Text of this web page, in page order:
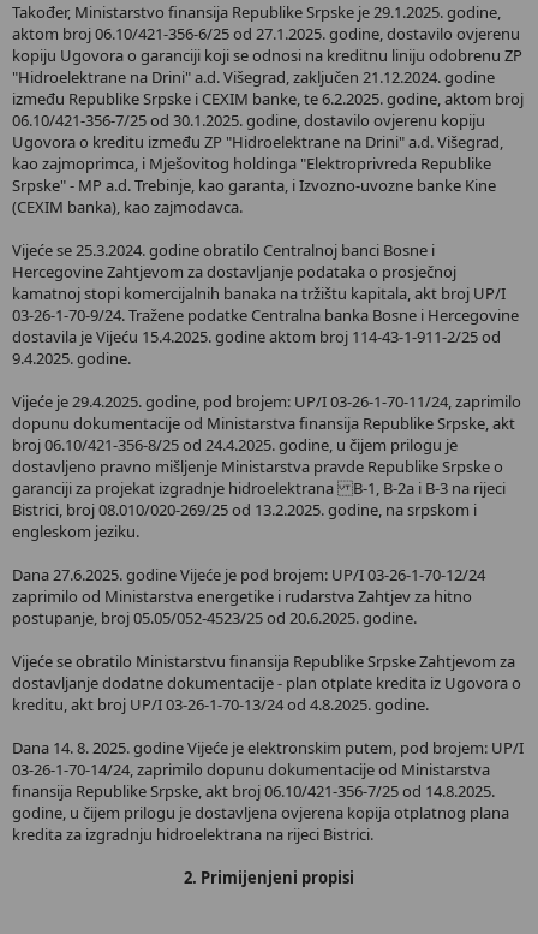
Također, Ministarstvo finansija Republike Srpske je 29.1.2025. godine,
aktom broj 06.10/421-356-6/25 od 27.1.2025. godine, dostavilo ovjerenu
kopiju Ugovora o garanciji koji se odnosi na kreditnu liniju odobrenu ZP
"Hidroelektrane na Drini" a.d. Višegrad, zaključen 21.12.2024. godine
između Republike Srpske i CEXIM banke, te 6.2.2025. godine, aktom broj
06.10/421-356-7/25 od 30.1.2025. godine, dostavilo ovjerenu kopiju
Ugovora o kreditu između ZP "Hidroelektrane na Drini" a.d. Višegrad,
kao zajmoprimca, i Mješovitog holdinga "Elektroprivreda Republike
Srpske" - MP a.d. Trebinje, kao garanta, i Izvozno-uvozne banke Kine
(CEXIM banka), kao zajmodavca.
Vijeće se 25.3.2024. godine obratilo Centralnoj banci Bosne i
Hercegovine Zahtjevom za dostavljanje podataka o prosječnoj
kamatnoj stopi komercijalnih banaka na tržištu kapitala, akt broj UP/I
03-26-1-70-9/24. Tražene podatke Centralna banka Bosne i Hercegovine
dostavila je Vijeću 15.4.2025. godine aktom broj 114-43-1-911-2/25 od
9.4.2025. godine.
Vijeće je 29.4.2025. godine, pod brojem: UP/I 03-26-1-70-11/24, zaprimilo
dopunu dokumentacije od Ministarstva finansija Republike Srpske, akt
broj 06.10/421-356-8/25 od 24.4.2025. godine, u čijem prilogu je
dostavljeno pravno mišljenje Ministarstva pravde Republike Srpske o
garanciji za projekat izgradnje hidroelektrana B-1, B-2a i B-3 na rijeci
Bistrici, broj 08.010/020-269/25 od 13.2.2025. godine, na srpskom i
engleskom jeziku.
Dana 27.6.2025. godine Vijeće je pod brojem: UP/I 03-26-1-70-12/24
zaprimilo od Ministarstva energetike i rudarstva Zahtjev za hitno
postupanje, broj 05.05/052-4523/25 od 20.6.2025. godine.
Vijeće se obratilo Ministarstvu finansija Republike Srpske Zahtjevom za
dostavljanje dodatne dokumentacije - plan otplate kredita iz Ugovora o
kreditu, akt broj UP/I 03-26-1-70-13/24 od 4.8.2025. godine.
Dana 14. 8. 2025. godine Vijeće je elektronskim putem, pod brojem: UP/I
03-26-1-70-14/24, zaprimilo dopunu dokumentacije od Ministarstva
finansija Republike Srpske, akt broj 06.10/421-356-7/25 od 14.8.2025.
godine, u čijem prilogu je dostavljena ovjerena kopija otplatnog plana
kredita za izgradnju hidroelektrana na rijeci Bistrici.
2. Primijenjeni propisi